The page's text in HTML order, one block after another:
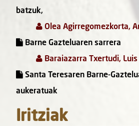
batzuk,
Olea Agirregomezkorta,
Barne Gazteluaren sarrera
Baraiazarra Txertudi, Luis
Santa Teresaren Barne-
aukeratuak
Iritziak